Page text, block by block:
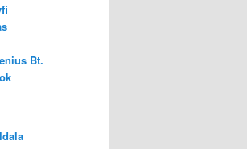
Bt.